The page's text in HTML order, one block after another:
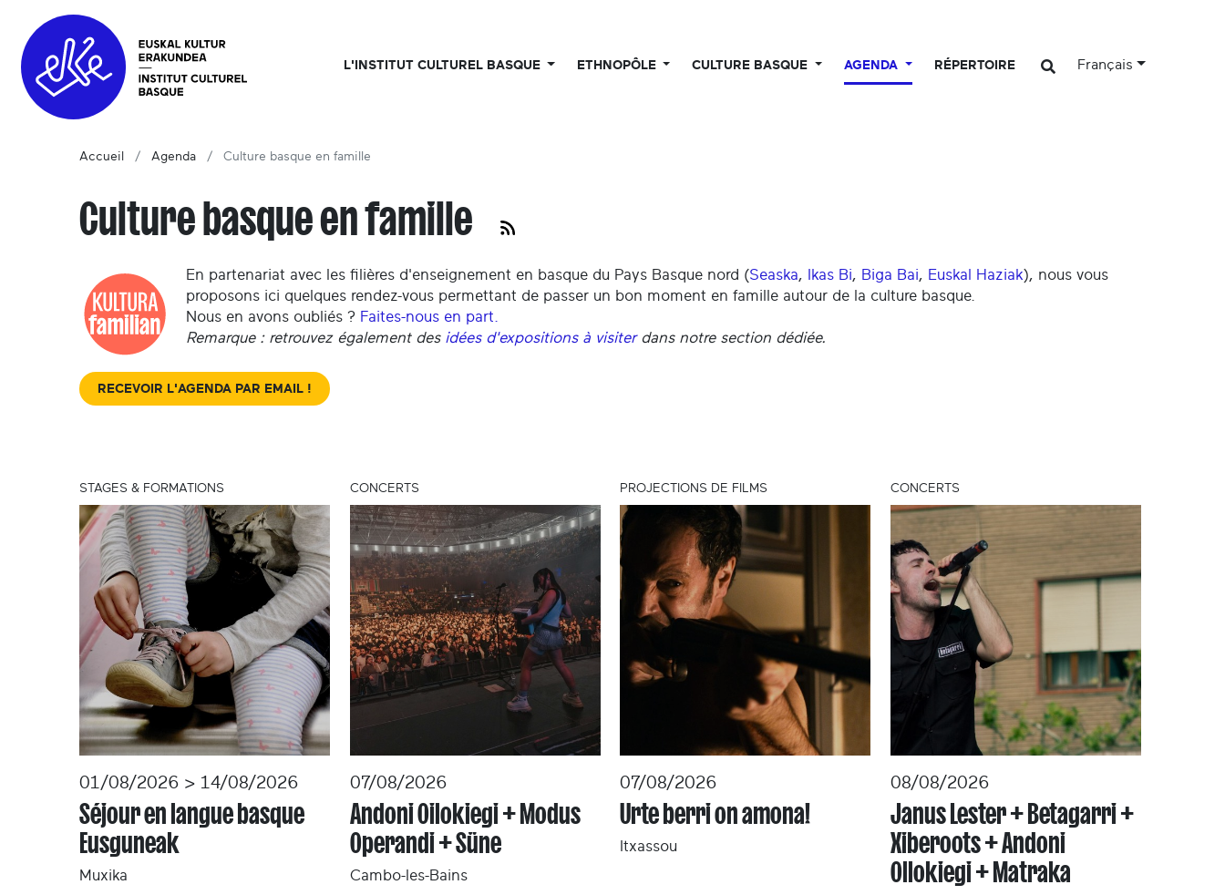
L'INSTITUT CULTUREL BASQUE ETHNOPÔLE CULTURE BASQUE AGENDA RÉPERTOIRE Français
Accueil Agenda Culture basque en famille
Culture basque en famille
En partenariat avec les filières d'enseignement en basque du Pays Basque nord (Seaska, Ikas Bi, Biga Bai, Euskal Haziak), nous vous
proposons ici quelques rendez-vous permettant de passer un bon moment en famille autour de la culture basque.
Nous en avons oubliés ? Faites-nous en part.
Remarque : retrouvez également des idées d'expositions à visiterdans notre section dédiée.
RECEVOIR L'AGENDA PAR EMAIL !
STAGES & FORMATIONS
01/08/2026 > 14/08/2026
Séjour en langue basque
Eusguneak
Muxika
CONCERTS
07/08/2026
Andoni Oilokiegi + Modus
Operandi + Süne
Cambo-les-Bains
PROJECTIONS DE FILMS
07/08/2026
Urte berri on amona!
Itxassou
CONCERTS
08/08/2026
Janus Lester + Betagarri +
Xiberoots + Andoni
Ollokiegi + Matraka